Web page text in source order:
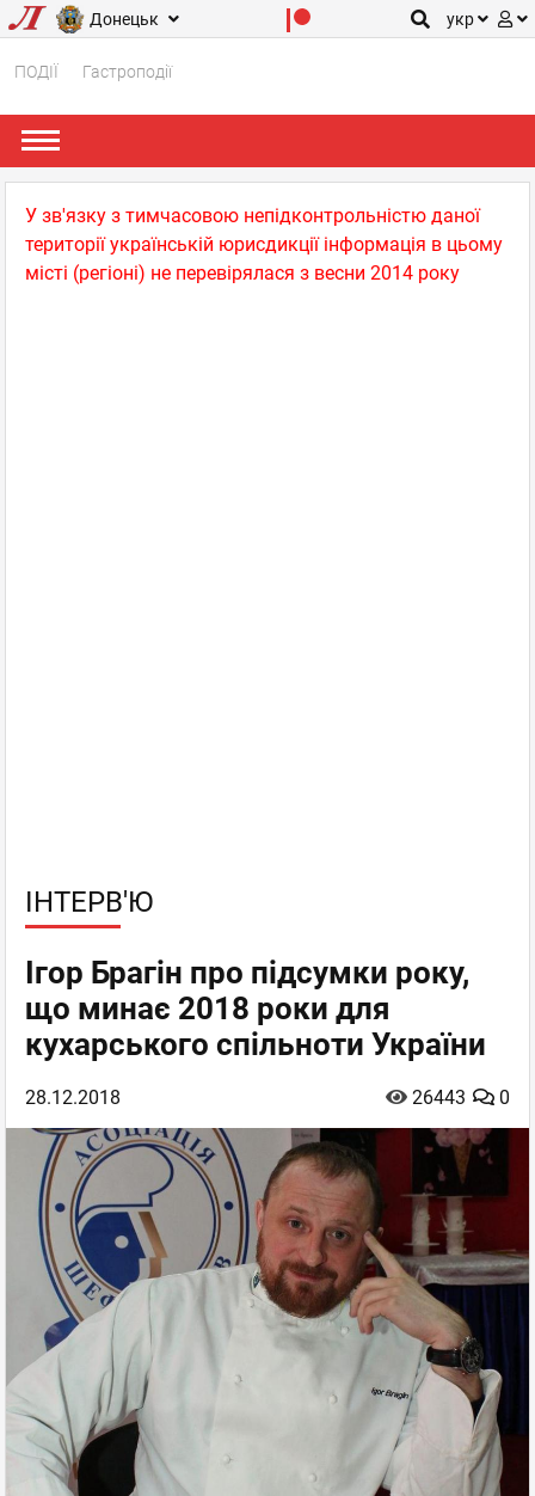
Донецьк укр
ПОДІЇ Гастроподії
У зв'язку з тимчасовою непідконтрольністю даної
території українській юрисдикції інформація в цьому
місті (регіоні) не перевірялася з весни 2014 року
ІНТЕРВ'Ю
Ігор Брагін про підсумки року,
що минає 2018 роки для
кухарського спільноти України
28.12.2018 0
26443